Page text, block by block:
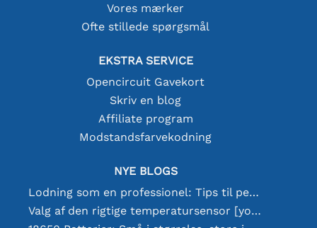
Vores mærker
Ofte stillede spørgsmål
EKSTRA SERVICE
Opencircuit Gavekort
Skriv en blog
Affiliate program
Modstandsfarvekodning
NYE BLOGS
Lodning som en professionel: Tips til perfekte elektroniske forbindelser
Valg af den rigtige temperatursensor [youtube]